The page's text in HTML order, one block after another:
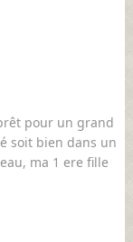
pour un grand
soit bien dans un
ma 1 ere fille